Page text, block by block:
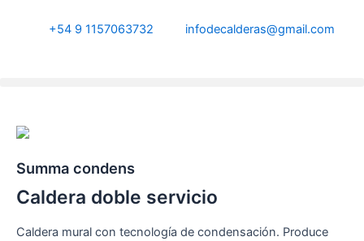
+54 9 1157063732 infodecalderas@gmail.com
Summa condens
Caldera doble servicio
Caldera mural con tecnología de condensación. Produce